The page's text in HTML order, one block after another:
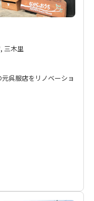
三木里
呉服店をリノベーショ
感じていただけま
お弁当の店 汐はま」よ
外留学経験もあり、語